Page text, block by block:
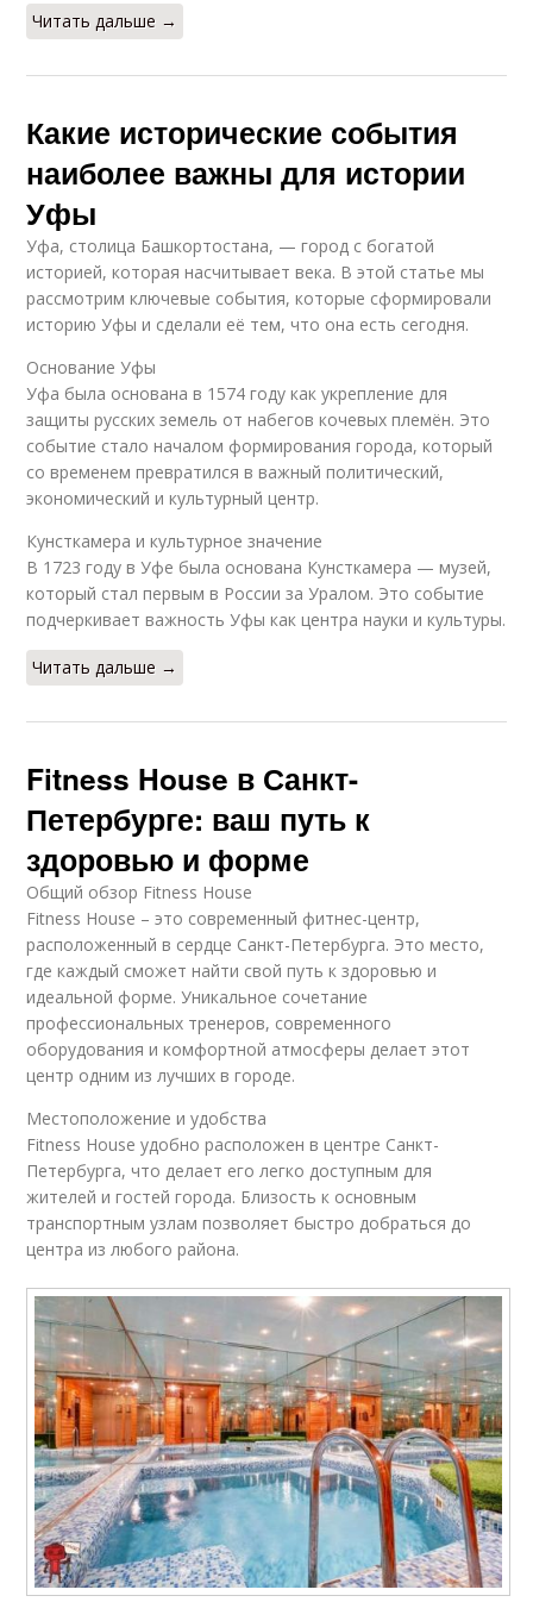
Читать дальше →
Какие исторические события
наиболее важны для истории
Уфы
Уфа, столица Башкортостана, — город с богатой
историей, которая насчитывает века. В этой статье мы
рассмотрим ключевые события, которые сформировали
историю Уфы и сделали её тем, что она есть сегодня.
Основание Уфы
Уфа была основана в 1574 году как укрепление для
защиты русских земель от набегов кочевых племён. Это
событие стало началом формирования города, который
со временем превратился в важный политический,
экономический и культурный центр.
Кунсткамера и культурное значение
В 1723 году в Уфе была основана Кунсткамера — музей,
который стал первым в России за Уралом. Это событие
подчеркивает важность Уфы как центра науки и культуры.
Читать дальше →
Fitness House в Санкт-
Петербурге: ваш путь к
здоровью и форме
Общий обзор Fitness House
Fitness House – это современный фитнес-центр,
расположенный в сердце Санкт-Петербурга. Это место,
где каждый сможет найти свой путь к здоровью и
идеальной форме. Уникальное сочетание
профессиональных тренеров, современного
оборудования и комфортной атмосферы делает этот
центр одним из лучших в городе.
Местоположение и удобства
Fitness House удобно расположен в центре Санкт-
Петербурга, что делает его легко доступным для
жителей и гостей города. Близость к основным
транспортным узлам позволяет быстро добраться до
центра из любого района.